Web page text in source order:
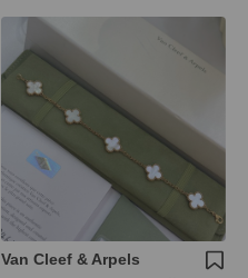
Van Cleef & Arpels